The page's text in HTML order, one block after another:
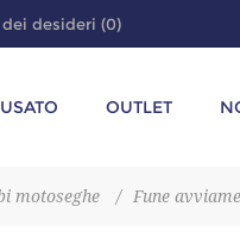
dei desideri (0)
USATO OUTLET
motoseghe / Fune